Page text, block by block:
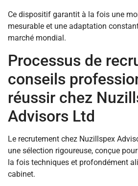
Ce dispositif garantit à la fois une
mesurable et une adaptation
marché mondial.
Processus de
conseils
réussir chez
Advisors Ltd
Le recrutement chez Nuzillspex
une sélection rigoureuse, conçue
la fois techniques et profondément
cabinet.